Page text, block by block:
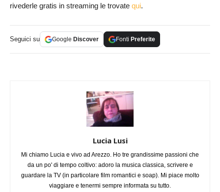
rivederle gratis in streaming le trovate qui.
Seguici su Google Discover Fonti Preferite
Lucia Lusi
Mi chiamo Lucia e vivo ad Arezzo. Ho tre grandissime passioni che
da un po' di tempo coltivo: adoro la musica classica, scrivere e
guardare la TV (in particolare film romantici e soap). Mi piace molto
viaggiare e tenermi sempre informata su tutto.